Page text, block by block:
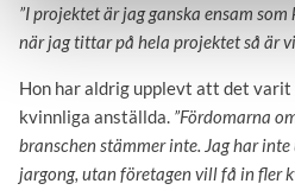
”I projektet är jag ganska ensam
när jag tittar på hela projektet så är
Hon har aldrig upplevt att det
kvinnliga anställda. ”Fördomarna
branschen stämmer inte. Jag har
jargong, utan företagen vill få in fler